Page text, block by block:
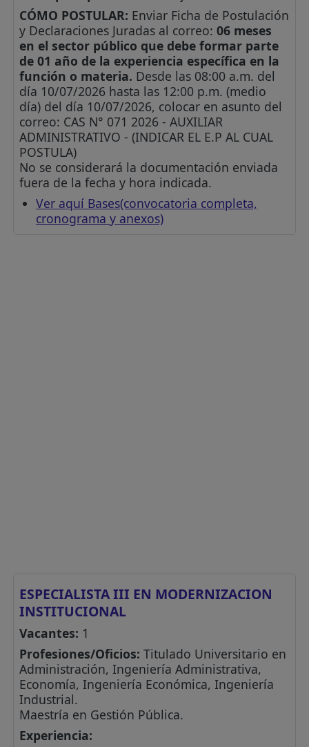
CÓMO POSTULAR: Enviar Ficha de Postulación
y Declaraciones Juradas al correo:06 meses
en el sector público que debe formar parte
de 01 año de la experiencia específica en la
función o materia. Desde las 08:00 a.m. del
día 10/07/2026 hasta las 12:00 p.m. (medio
día) del día 10/07/2026, colocar en asunto del
correo: CAS N° 071 2026 - AUXILIAR
ADMINISTRATIVO - (INDICAR EL E.P AL CUAL
POSTULA)
No se considerará la documentación enviada
fuera de la fecha y hora indicada.
Ver aquí Bases(convocatoria completa,
cronograma y anexos)
ESPECIALISTA III EN MODERNIZACION
INSTITUCIONAL
Vacantes: 1
Profesiones/Oficios: Titulado Universitario en
Administración, Ingeniería Administrativa,
Economía, Ingeniería Económica, Ingeniería
Industrial.
Maestría en Gestión Pública.
Experiencia: